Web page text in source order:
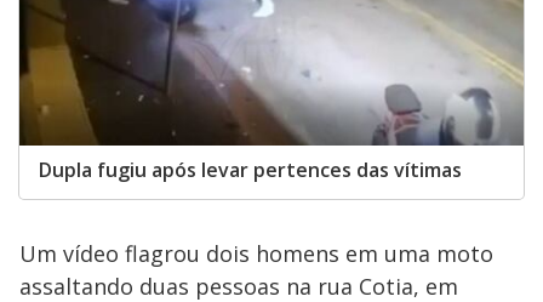
Dupla fugiu após levar pertences das vítimas
Um vídeo flagrou dois homens em uma moto
assaltando duas pessoas na rua Cotia, em